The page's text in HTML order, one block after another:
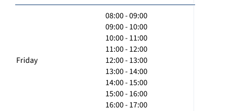
Friday
08:00 - 09:00
09:00 - 10:00
10:00 - 11:00
11:00 - 12:00
12:00 - 13:00
13:00 - 14:00
14:00 - 15:00
15:00 - 16:00
16:00 - 17:00